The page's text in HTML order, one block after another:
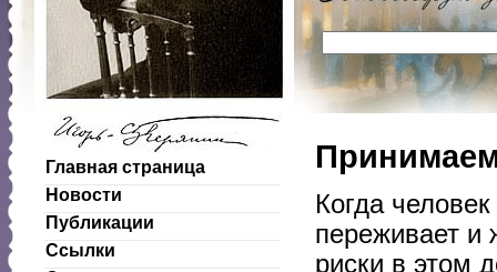
Главная страница
Новости
Публикации
Ссылки
Когда
переживает и
риски в этом